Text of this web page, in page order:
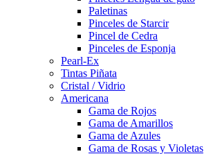
Paletinas
Pinceles de Starcir
Pincel de Cedra
Pinceles de Esponja
Pearl-Ex
Tintas Piñata
Cristal / Vidrio
Americana
Gama de Rojos
Gama de Amarillos
Gama de Azules
Gama de Rosas y Violetas